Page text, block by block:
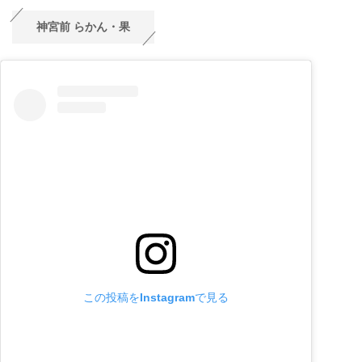
神宮前 らかん・果
この投稿をInstagramで見る